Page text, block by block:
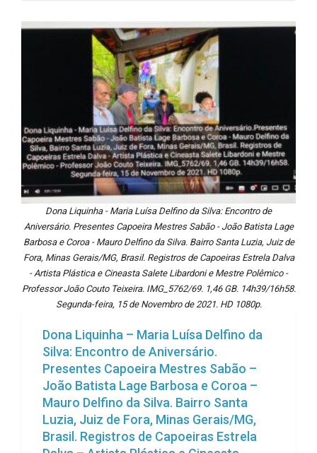
Dona Liquinha - Maria Luísa Delfino da Silva: Encontro de
Aniversário. Presentes Capoeira Mestres Sabão - João Batista Lage
Barbosa e Coroa - Mauro Delfino da Silva. Bairro Santa Luzia, Juiz de
Fora, Minas Gerais/MG, Brasil. Registros de Capoeiras Estrela Dalva
- Artista Plástica e Cineasta Salete Libardoni e Mestre Polêmico -
Professor João Couto Teixeira. IMG_5762/69. 1,46 GB. 14h39/16h58.
Segunda-feira, 15 de Novembro de 2021. HD 1080p.
Dona Liquinha – Maria Luísa Delfino da
Silva: Encontro de Aniversário.
Presentes Capoeira Mestres Sabão –
João Batista Lage Barbosa e Coroa –
Mauro Delfino da Silva. Bairro Santa
Luzia, Juiz de Fora, Minas Gerais/MG,
Brasil. Registros de Capoeiras Estrela